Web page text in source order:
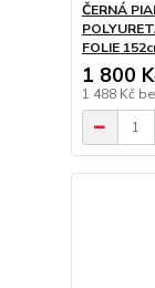
ČERNÁ
FOLIE
1 800
1 488 Kč